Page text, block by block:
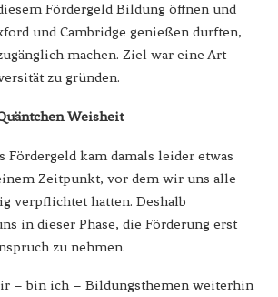
Fördergeld Bildung öffnen und
und Cambridge genießen durften,
machen. Ziel war eine Art
zu gründen.
Weisheit
Fördergeld kam damals leider etwas
Zeitpunkt, vor dem wir uns alle
verpflichtet hatten. Deshalb
in dieser Phase, die Förderung erst
zu nehmen.
– bin ich – Bildungsthemen weiterhin